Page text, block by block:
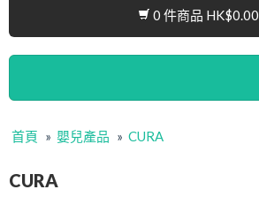
0 件商品 HK$0.00
嬰兒產品
Cura Connect
首頁 » 嬰兒產品 » CURA
CURA